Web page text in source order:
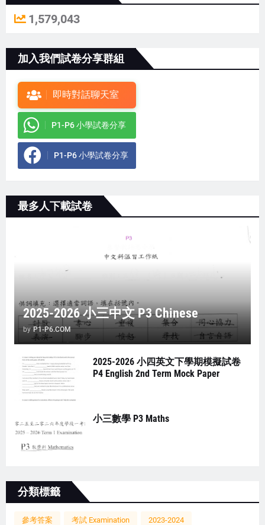
1,579,043
加入我們試卷分享群組
即時對話聊天室
P1-P6 小學試卷分享
P1-P6 小學試卷分享
最多人下載試卷
2025-2026 小三中文 P3 Chinese
by P1-P6.COM
2025-2026 小四英文下學期模擬試卷
P4 English 2nd Term Mock Paper
小三數學 P3 Maths
分類標籤
參考答案 考試 Examination 2023-2024